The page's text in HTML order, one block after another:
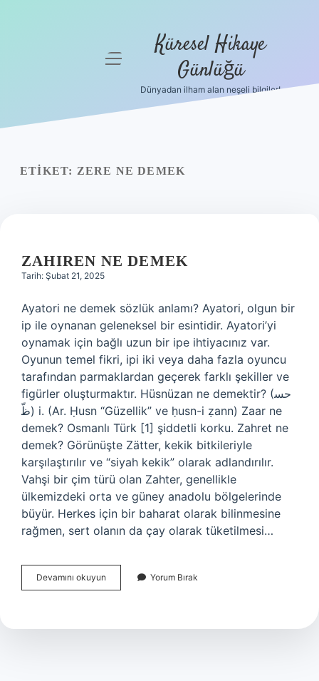
menüyü
Küresel Hikaye
Günlüğü
Dünyadan ilham alan neşeli bilgiler!
ETIKET: ZERE NE DEMEK
ZAHIREN NE DEMEK
Tarih: Şubat 21, 2025
Ayatori ne demek sözlük anlamı? Ayatori, olgun bir
ip ile oynanan geleneksel bir esintidir. Ayatori’yi
oynamak için bağlı uzun bir ipe ihtiyacınız var.
Oyunun temel fikri, ipi iki veya daha fazla oyuncu
tarafından parmaklardan geçerek farklı şekiller ve
figürler oluşturmaktır. Hüsnüzan ne demektir? (ﺣﺴ
ﻇّ) i. (Ar. Ḥusn “Güzellik” ve ḥusn-i ẓann) Zaar ne
demek? Osmanlı Türk [1] şiddetli korku. Zahret ne
demek? Görünüşte Zätter, kekik bitkileriyle
karşılaştırılır ve “siyah kekik” olarak adlandırılır.
Vahşi bir çim türü olan Zahter, genellikle
ülkemizdeki orta ve güney anadolu bölgelerinde
büyür. Herkes için bir baharat olarak bilinmesine
rağmen, sert olanın da çay olarak tüketilmesi…
Devamını okuyun
Ne
Yorum Bırak